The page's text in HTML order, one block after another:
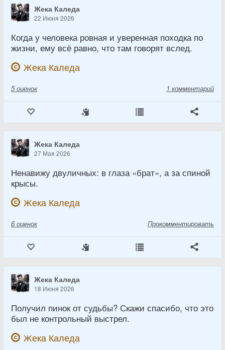
Жека Каледа
22 Июня 2026
Когда у человека ровная и уверенная походка по
жизни, ему всё равно, что там говорят вслед.
Жека Каледа
5 оценок 1 комментарий
Жека Каледа
27 Мая 2026
Ненавижу двуличных: в глаза «брат», а за спиной
крысы.
Жека Каледа
6 оценок Прокомментировать
Жека Каледа
18 Июня 2026
Получил пинок от судьбы? Скажи спасибо, что это
был не контрольный выстрел.
Жека Каледа